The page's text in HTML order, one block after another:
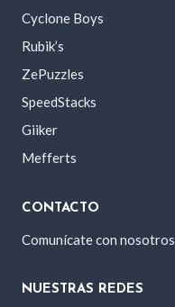
Cyclone Boys
Rubik’s
ZePuzzles
SpeedStacks
Giiker
Mefferts
CONTACTO
Comunícate con nosotros
NUESTRAS REDES